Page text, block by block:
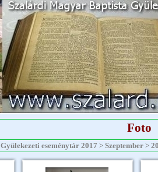
Foto
Gyülekezeti eseménytár 2017 > Szeptember >